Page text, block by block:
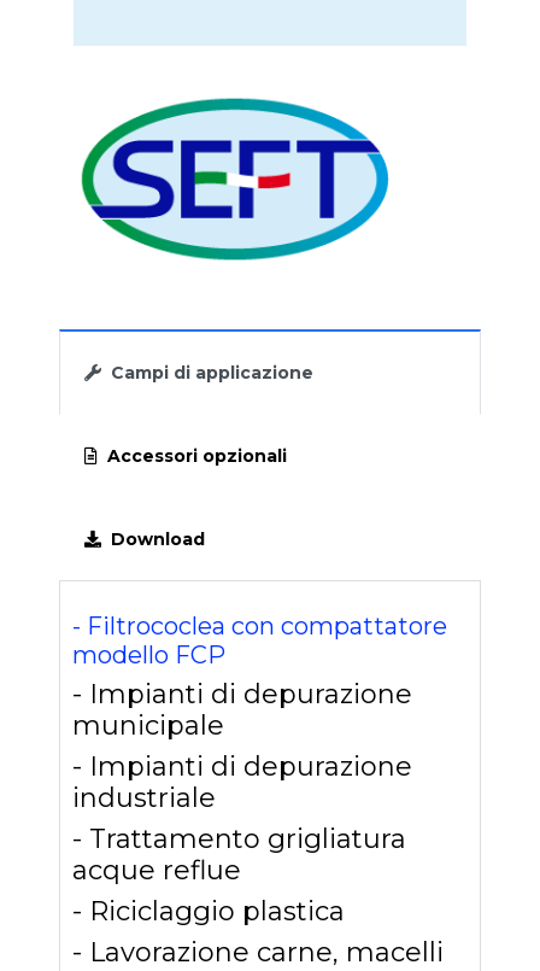
INTERNA PER GRIGLIATURA FINE IFS
SGRIGLIATORE GRIGLIA A BARRE /
CATENA CRS
VERTICALE A NASTRO BLT
GRIGLIA AUTOMATICA A GRADINI GPG
GRIGLIA DA CANALE MANUALE GCM
Campi di applicazione
Accessori opzionali
Download
- Filtrococlea con compattatore
modello FCP
- Impianti di depurazione
municipale
- Impianti di depurazione
industriale
- Trattamento grigliatura
acque reflue
- Riciclaggio plastica
- Lavorazione carne, macelli